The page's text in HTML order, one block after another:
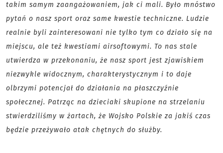
takim samym zaangażowaniem, jak ci mali. Było mnóstwo
pytań o nasz sport oraz same kwestie techniczne. Ludzie
realnie byli zainteresowani nie tylko tym co działo się na
miejscu, ale też kwestiami airsoftowymi. To nas stale
utwierdza w przekonaniu, że nasz sport jest zjawiskiem
niezwykle widocznym, charakterystycznym i to daje
olbrzymi potencjał do działania na płaszczyźnie
społecznej. Patrząc na dzieciaki skupione na strzelaniu
stwierdziliśmy w żartach, że Wojsko Polskie za jakiś czas
będzie przeżywało atak chętnych do służby.